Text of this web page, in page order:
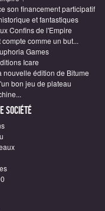
son financement participatif
et fantastiques
Confins de l'Empire
comme un but...
Games
Icare
nouvelle édition de Bitume
bon jeu de plateau
société